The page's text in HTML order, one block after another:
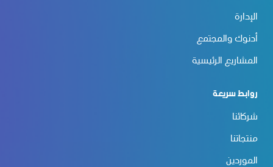
الإدارة
أدنوك والمجتمع
المشاريع الرئيسية
روابط سريعة
شركائنا
منتجاتنا
الموردين